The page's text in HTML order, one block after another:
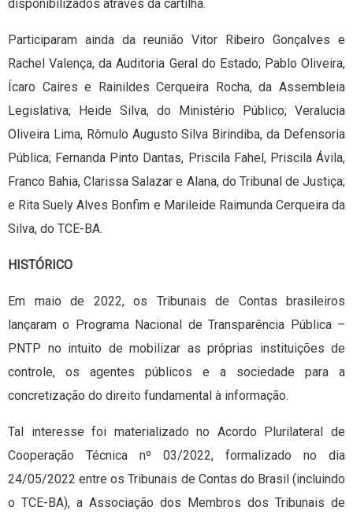
disponibilizados através da cartilha.
Participaram ainda da reunião Vitor Ribeiro Gonçalves e
Rachel Valença, da Auditoria Geral do Estado; Pablo Oliveira,
Ícaro Caires e Rainildes Cerqueira Rocha, da Assembleia
Legislativa; Heide Silva, do Ministério Público; Veralucia
Oliveira Lima, Rômulo Augusto Silva Birindiba, da Defensoria
Pública; Fernanda Pinto Dantas, Priscila Fahel, Priscila Ávila,
Franco Bahia, Clarissa Salazar e Alana, do Tribunal de Justiça;
e Rita Suely Alves Bonfim e Marileide Raimunda Cerqueira da
Silva, do TCE-BA.
HISTÓRICO
Em maio de 2022, os Tribunais de Contas brasileiros
lançaram o Programa Nacional de Transparência Pública –
PNTP no intuito de mobilizar as próprias instituições de
controle, os agentes públicos e a sociedade para a
concretização do direito fundamental à informação.
Tal interesse foi materializado no Acordo Plurilateral de
Cooperação Técnica nº 03/2022, formalizado no dia
24/05/2022 entre os Tribunais de Contas do Brasil (incluindo
o TCE-BA), a Associação dos Membros dos Tribunais de